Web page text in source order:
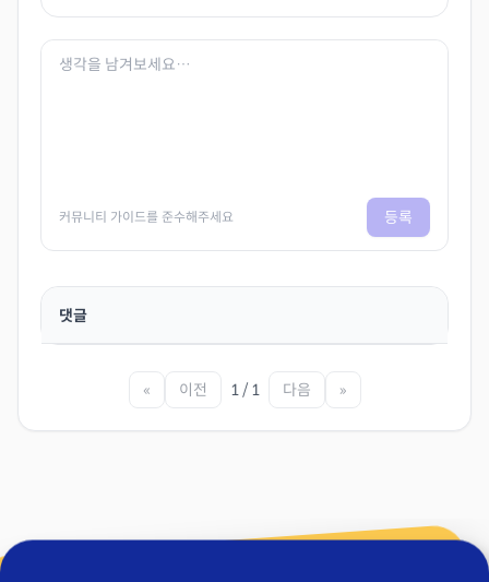
커뮤니티 가이드를 준수해주세요 등록
댓글
« 이전 1 / 1 다음 »